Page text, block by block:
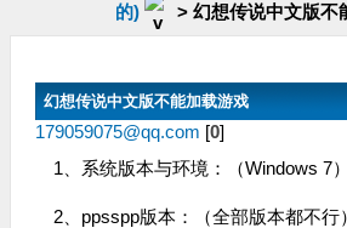
的)
> 幻想传说中文版不
幻想传说中文版不能加载游戏
179059075@qq.com [0]
1、系统版本与环境：（Windows 7）
2、ppsspp版本：（全部版本都不行）